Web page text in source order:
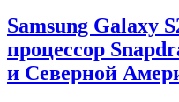
Samsung Galaxy
процессор
и Северной